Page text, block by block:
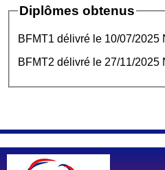
Diplômes obtenus
BFMT1 délivré le 10/07/2025
BFMT2 délivré le 27/11/2025